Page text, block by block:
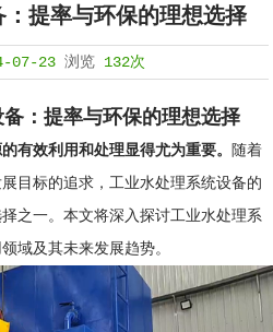
提率与环保的理想选择
07-23 浏览 132次
：提率与环保的理想选择
有效利用和处理显得尤为重要。 随着
目标的追求，工业水处理系统设备的
之一。本文将深入探讨工业水处理系
域及其未来发展趋势。